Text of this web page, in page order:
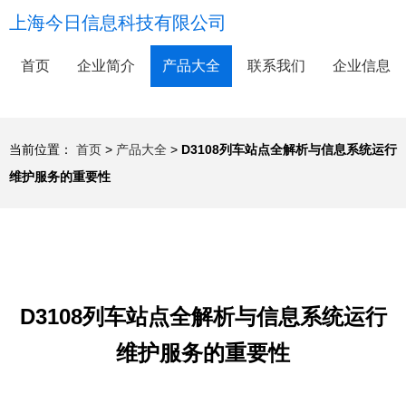
上海今日信息科技有限公司
首页 企业简介 产品大全 联系我们 企业信息
当前位置： 首页 > 产品大全 > D3108列车站点全解析与信息系统运行
维护服务的重要性
D3108列车站点全解析与信息系统运行
维护服务的重要性